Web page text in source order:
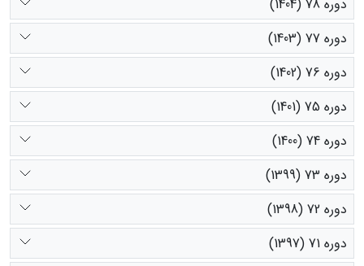
دوره 78 (1404)
دوره 77 (1403)
دوره 76 (1402)
دوره 75 (1401)
دوره 74 (1400)
دوره 73 (1399)
دوره 72 (1398)
دوره 71 (1397)